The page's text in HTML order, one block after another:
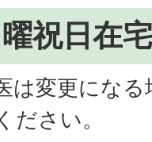
祝日在
は変更にな
ださい。